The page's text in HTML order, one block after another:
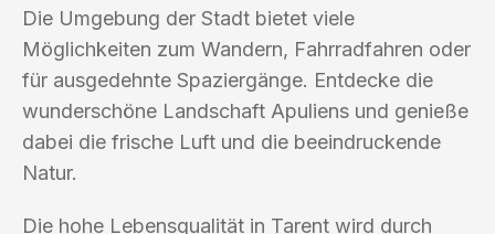
Die Umgebung der Stadt bietet viele
Möglichkeiten zum Wandern, Fahrradfahren oder
für ausgedehnte Spaziergänge. Entdecke die
wunderschöne Landschaft Apuliens und genieße
dabei die frische Luft und die beeindruckende
Natur.
Die hohe Lebensqualität in Tarent wird durch